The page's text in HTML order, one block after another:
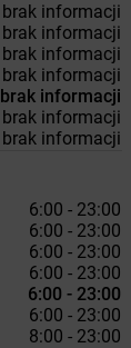
brak informacji
brak informacji
brak informacji
brak informacji
brak informacji
brak informacji
brak informacji
6:00 - 23:00
6:00 - 23:00
6:00 - 23:00
6:00 - 23:00
6:00 - 23:00
6:00 - 23:00
8:00 - 23:00